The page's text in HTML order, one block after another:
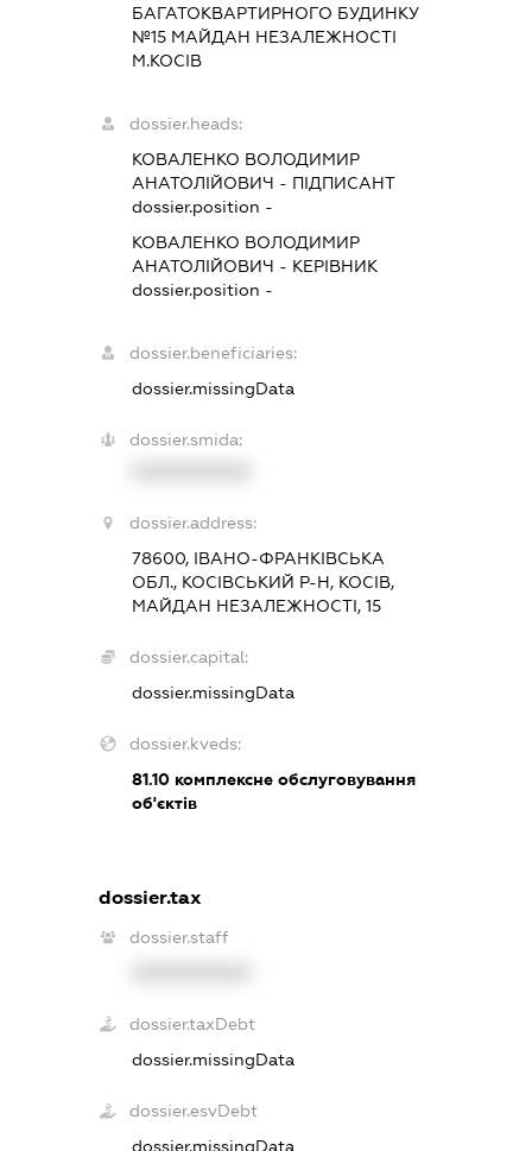
БАГАТОКВАРТИРНОГО БУДИНКУ
№15 МАЙДАН НЕЗАЛЕЖНОСТІ
М.КОСІВ
dossier.heads:
КОВАЛЕНКО ВОЛОДИМИР
АНАТОЛІЙОВИЧ - ПІДПИСАНТ
dossier.position -
КОВАЛЕНКО ВОЛОДИМИР
АНАТОЛІЙОВИЧ - КЕРІВНИК
dossier.position -
dossier.beneficiaries:
dossier.missingData
dossier.smida:
dossier.address:
78600, ІВАНО-ФРАНКІВСЬКА
ОБЛ., КОСІВСЬКИЙ Р-Н, КОСІВ,
МАЙДАН НЕЗАЛЕЖНОСТІ, 15
dossier.capital:
dossier.missingData
dossier.kveds:
81.10комплексне обслуговування
об'єктів
dossier.tax
dossier.staff
dossier.taxDebt
dossier.missingData
dossier.esvDebt
dossier.missingData